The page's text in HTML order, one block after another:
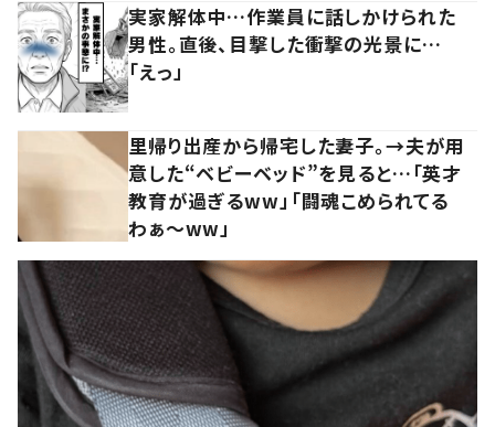
実家解体中…作業員に話しかけられた
男性。直後、目撃した衝撃の光景に…
「えっ」
里帰り出産から帰宅した妻子。→夫が用
意した“ベビーベッド”を見ると…「英才
教育が過ぎるww」「闘魂こめられてる
わぁ～ww」